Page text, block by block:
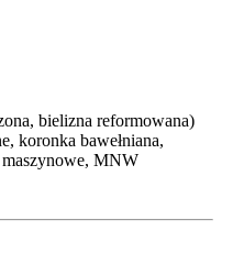
bielizna reformowana)
koronka bawełniana,
maszynowe, MNW